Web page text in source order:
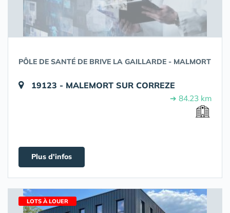
PÔLE DE SANTÉ DE BRIVE LA GAILLARDE - MALMORT
19123 - MALEMORT SUR CORREZE
➔ 84.23 km
Plus d'infos
LOTS À LOUER